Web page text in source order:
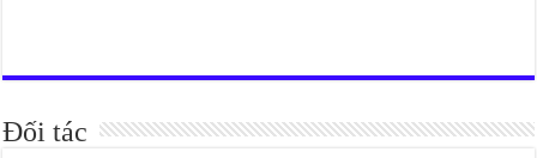
Đối tác